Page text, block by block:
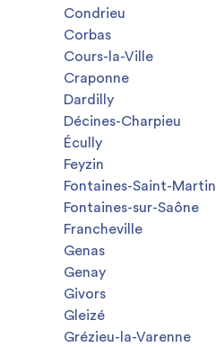
Condrieu
Corbas
Cours-la-Ville
Craponne
Dardilly
Décines-Charpieu
Écully
Feyzin
Fontaines-Saint-Martin
Fontaines-sur-Saône
Francheville
Genas
Genay
Givors
Gleizé
Grézieu-la-Varenne